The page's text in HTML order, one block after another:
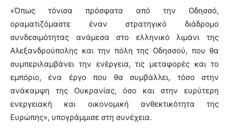
«Όπως τόνισα πρόσφατα από την Οδησσό,
οραματιζόμαστε έναν στρατηγικό διάδρομο
συνδεσιμότητας ανάμεσα στο ελληνικό λιμάνι της
Αλεξανδρούπολης και την πόλη της Οδησσού, που θα
συμπεριλαμβάνει την ενέργεια, τις μεταφορές και το
εμπόριο, ένα έργο που θα συμβάλλει, τόσο στην
ανάκαμψη της Ουκρανίας, όσο και στην ευρύτερη
ενεργειακή και οικονομική ανθεκτικότητα της
Ευρώπης», υπογράμμισε στη συνέχεια.